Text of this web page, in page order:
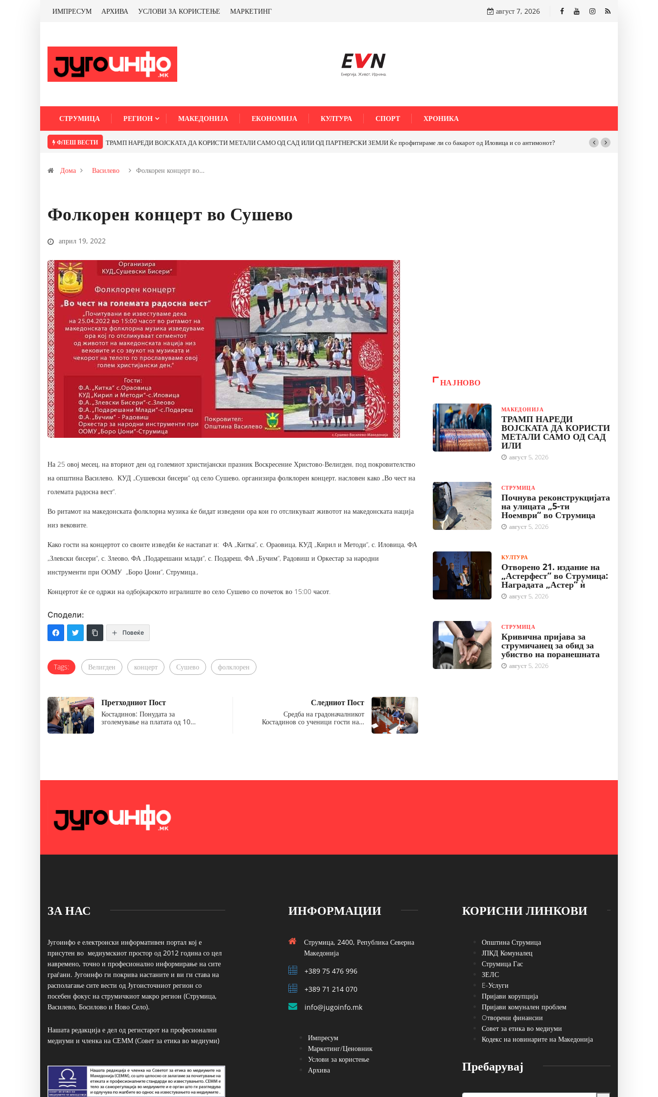
ИМПРЕСУМ АРХИВА УСЛОВИ ЗА КОРИСТЕЊЕ МАРКЕТИНГ август 7, 2026
СТРУМИЦА РЕГИОН МАКЕДОНИЈА ЕКОНОМИЈА КУЛТУРА СПОРТ ХРОНИКА
ФЛЕШ ВЕСТИ ТРАМП НАРЕДИ ВОЈСКАТА ДА КОРИСТИ МЕТАЛИ САМО ОД САД ИЛИ ОД ПАРТНЕРСКИ ЗЕМЈИ Ќе профитираме ли со бакарот од Иловица и со антимонот?
Дома Василево Фолкорен концерт во…
Фолкорен концерт во Сушево
април 19, 2022
На 25 овој месец, на вториот ден од големиот христијански празник Воскресение Христово-Велигден, под покровителство
на општина Василево, КУД „Сушевски бисери“ од село Сушево, организира фолклорен концерт, насловен како „Во чест на
големата радосна вест“.
Во ритамот на македонската фолклорна музика ќе бидат изведени ора кои го отсликуваат животот на македонската нација
низ вековите.
Како гости на концертот со своите изведби ќе настапат и: ФА „Китка“, с. Ораовица, КУД „Кирил и Методи“, с. Иловица, ФА
„Злевски бисери“, с. Злеово, ФА „Подарешани млади“, с. Подареш, ФА „Бучим“, Радовиш и Оркестар за народни
инструменти при ООМУ „Боро Џони“, Струмица.,
Концертот ќе се одржи на одбојкарското игралиште во село Сушево со почеток во 15:00 часот.
Сподели:
Повеќе
Tags: Велигден концерт Сушево фолклорен
Претходниот Пост
Костадинов: Понудата за
зголемување на платата од 10…
Следниот Пост
Средба на градоначалникот
Костадинов со ученици гости на…
НАЈНОВО
МАКЕДОНИЈА
ТРАМП НАРЕДИ
ВОЈСКАТА ДА КОРИСТИ
МЕТАЛИ САМО ОД САД
ИЛИ
август 5, 2026
СТРУМИЦА
Почнува реконструкцијата
на улицата „5-ти
Ноември“ во Струмица
август 5, 2026
КУЛТУРА
Отворено 21. издание на
„Астерфест“ во Струмица:
Наградата „Астер“ ѝ
август 5, 2026
СТРУМИЦА
Кривична пријава за
струмичанец за обид за
убиство на поранешната
август 5, 2026
ЗА НАС
Југоинфо е електронски информативен портал кој е
присутен во медиумскиот простор од 2012 година со цел
навремено, точно и професионално информирање на сите
граѓани. Југоинфо ги покрива настаните и ви ги става на
располагање сите вести од Југоисточниот регион со
посебен фокус на струмичкиот макро регион (Струмица,
Василево, Босилово и Ново Село).
Нашата редакција е дел од регистарот на професионални
медиуми и членка на СЕММ (Совет за етика во медиуми)
ИНФОРМАЦИИ
Струмица, 2400, Република Северна
Македонија
+389 75 476 996
+389 71 214 070
info@jugoinfo.mk
Импресум
Маркетинг/Ценовник
Услови за користење
Архива
КОРИСНИ ЛИНКОВИ
Општина Струмица
ЈПКД Комуналец
Струмица Гас
ЗЕЛС
E-Услуги
Пријави корупција
Пријави комунален проблем
Oтворени финансии
Совет за етика во медиуми
Кодекс на новинарите на Македонија
Пребарувај